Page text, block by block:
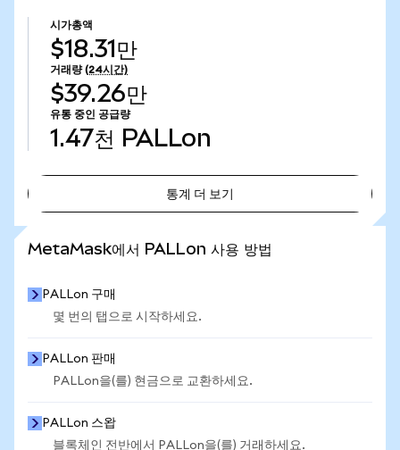
시가총액
$18.31만
거래량 (24시간)
$39.26만
유통 중인 공급량
1.47천 PALLon
통계 더 보기
MetaMask에서 PALLon 사용 방법
PALLon 구매
몇 번의 탭으로 시작하세요.
PALLon 판매
PALLon을(를) 현금으로 교환하세요.
PALLon 스왑
블록체인 전반에서 PALLon을(를) 거래하세요.